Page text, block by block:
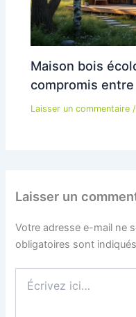
Maison bois
compromis
Laisser un commentaire /
Laisser un
Votre adresse e-mail ne
obligatoires sont
ici…